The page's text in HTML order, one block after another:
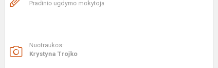
Pradinio ugdymo mokytoja
Nuotraukos:
Krystyna Trojko